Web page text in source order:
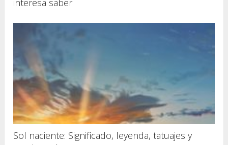
Sol naciente: Significado, leyenda, tatuajes y